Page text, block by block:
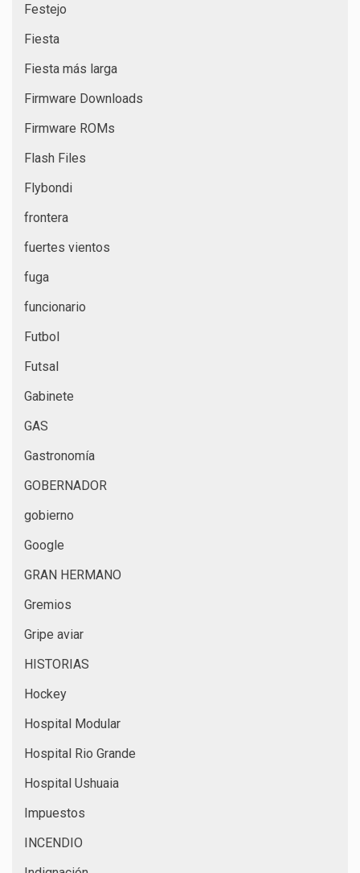
Festejo
Fiesta
Fiesta más larga
Firmware Downloads
Firmware ROMs
Flash Files
Flybondi
frontera
fuertes vientos
fuga
funcionario
Futbol
Futsal
Gabinete
GAS
Gastronomía
GOBERNADOR
gobierno
Google
GRAN HERMANO
Gremios
Gripe aviar
HISTORIAS
Hockey
Hospital Modular
Hospital Rio Grande
Hospital Ushuaia
Impuestos
INCENDIO